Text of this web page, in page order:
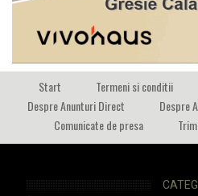
Start Termeni si conditii
Despre Anunturi Direct
Despre
Comunicate de presa